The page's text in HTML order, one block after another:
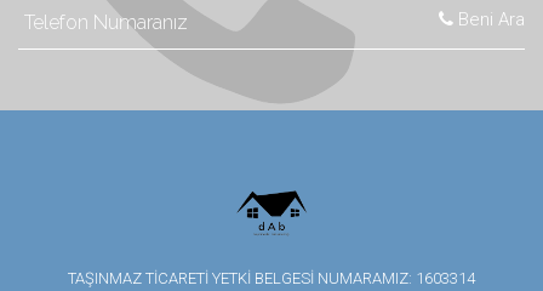
Beni Ara
TAŞINMAZ TİCARETİ YETKİ BELGESİ NUMARAMIZ: 1603314